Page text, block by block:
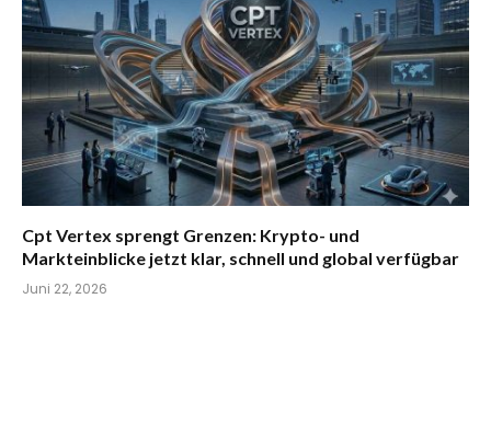
Cpt Vertex sprengt Grenzen: Krypto- und
Markteinblicke jetzt klar, schnell und global verfügbar
Juni 22, 2026